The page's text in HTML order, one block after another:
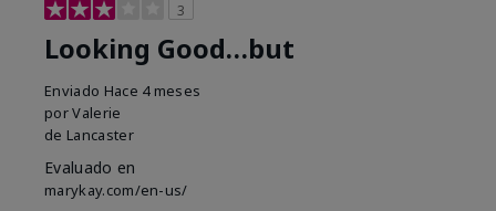
3
Looking Good…but
Enviado Hace 4 meses
porValerie
de Lancaster
Evaluado en
marykay.com/en-us/